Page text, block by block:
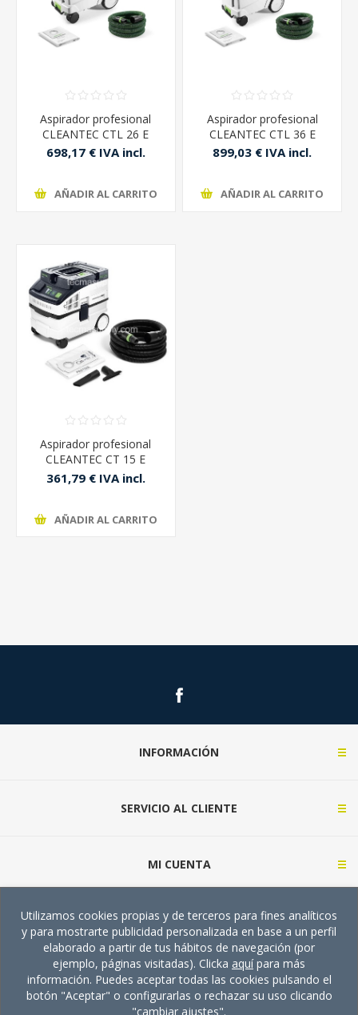
Aspirador profesional
CLEANTEC CTL 26 E
Festool
698,17 € IVA incl.
AÑADIR AL CARRITO
Aspirador profesional
CLEANTEC CTL 36 E
Festool
899,03 € IVA incl.
AÑADIR AL CARRITO
Aspirador profesional
CLEANTEC CT 15 E
Festool
361,79 € IVA incl.
AÑADIR AL CARRITO
INFORMACIÓN
SERVICIO AL CLIENTE
MI CUENTA
CONTACTA CON NOSOTROS (CONSULTAS)
Utilizamos cookies propias y de terceros para fines analíticos
y para mostrarte publicidad personalizada en base a un perfil
elaborado a partir de tus hábitos de navegación (por
ejemplo, páginas visitadas). Clicka aquípara más
información. Puedes aceptar todas las cookies pulsando el
botón "Aceptar" o configurarlas o rechazar su uso clicando
"cambiar ajustes".